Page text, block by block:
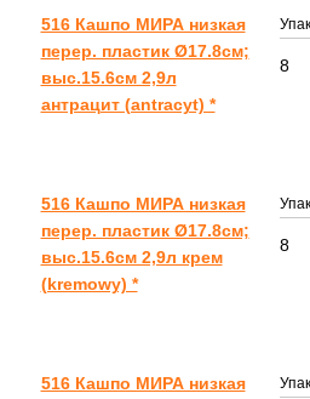
516 Кашпо МИРА низкая
перер. пластик Ø17.8см;
выс.15.6см 2,9л
антрацит (antracyt) *
8
516 Кашпо МИРА низкая
перер. пластик Ø17.8см;
выс.15.6см 2,9л крем
(kremowy) *
8
516 Кашпо МИРА низкая